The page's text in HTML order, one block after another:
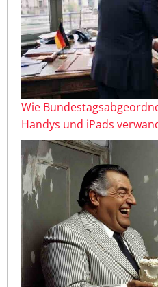
Wie
Handys und iPads